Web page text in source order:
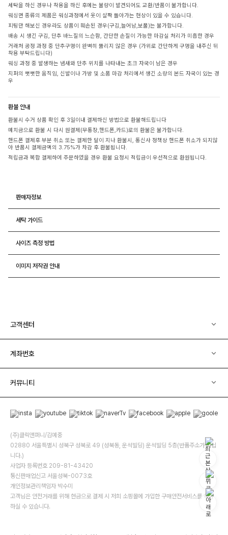
세탁을 하신 경우나 착용을 하신 후에는 불량이 발견되어도 교환/반품이 불가합니다.
워싱면 종류의 제품은 워싱과정에서 옷이 살짝 돌아가는 현상이 있을 수 있습니다.
피팅만 해보신 경우라도 상품이 훼손된 경우(구김,늘어남,보풀)는 불가합니다.
배송 시 생긴 구김, 단추 바느질의 느슨함, 간단한 손질이 가능한 마감실 처리가 미흡한 경우
거래처 공정 과정 중 단추구멍이 완벽히 뚫리지 않은 경우 (가위로 간단하게 구멍을 내주신 뒤
착용 부탁드립니다)
워싱 과정 중 발생하는 냄새와 단추 위치를 나타내는 초크 자국이 남은 경우
지퍼의 뻣뻣한 움직임, 신발이나 가방 및 소품 마감 처리에서 생긴 소량의 본드 자국이 있는 경
우
환불 안내
환불시 수거 상품 확인 후 3일이내 결제하신 방법으로 환불해드립니다
예치금으로 환불 시 다시 원결제(무통장,핸드폰,카드)로의 환불은 불가합니다.
핸드폰 결제후 부분 취소 또는 결제한 달이 지나 환불시, 통신사 정책상 핸드폰 취소가 되지않
아 반품시 결제금액의 3.75%가 차감 후 환불됩니다.
적립금과 복합 결제하여 주문하였을 경우 환불 요청시 적립금이 우선적으로 환원됩니다.
판매자정보
세탁 가이드
사이즈 측정 방법
이미지 저작권 안내
고객센터
계좌번호
커뮤니티
(주)클릭앤퍼니/김예중
02880 서울특별시 성북구 성북로 49 (성북동, 운석빌딩) 운석빌딩 5층(반품주소가 아닙
니다.)
사업자 등록번호 209-81-43420
통신판매업신고 서울성북-0073호
개인정보관리책임자 박수미
고객님은 안전거래를 위해 현금으로 결제 시 저희 소핑몰에 가입한 구매안전서비스를 이용
하실 수 있습니다.